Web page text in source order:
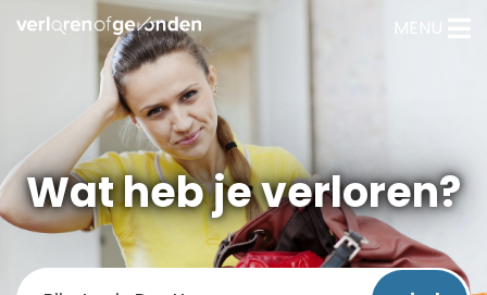
MENU
Wat heb je verloren?